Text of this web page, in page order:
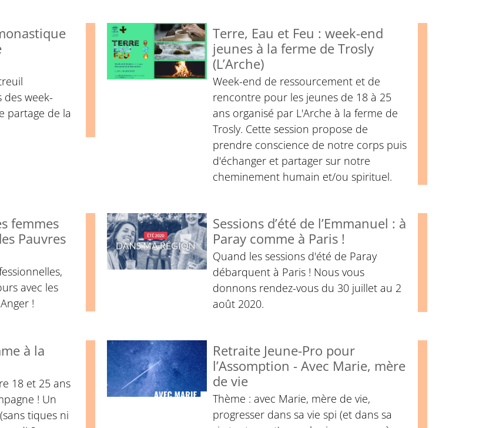
week-
partage de la
Terre, Eau et Feu : week-end
jeunes à la ferme de Trosly
(L’Arche)
Week-end de ressourcement et de
rencontre pour les jeunes de 18 à 25
ans organisé par L'Arche à la ferme de
Trosly. Cette session propose de
prendre conscience de notre corps puis
d'échanger et partager sur notre
cheminement humain et/ou spirituel.
femmes
Pauvres
avec les
!
Sessions d’été de l’Emmanuel : à
Paray comme à Paris !
Quand les sessions d'été de Paray
débarquent à Paris ! Nous vous
donnons rendez-vous du 30 juillet au 2
août 2020.
à la
18 et 25 ans
! Un
tiques ni
Retraite Jeune-Pro pour
l’Assomption - Avec Marie, mère
de vie
Thème : avec Marie, mère de vie,
progresser dans sa vie spi (et dans sa